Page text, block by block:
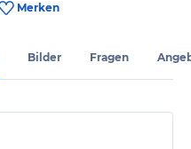
Merken
Bilder Fragen